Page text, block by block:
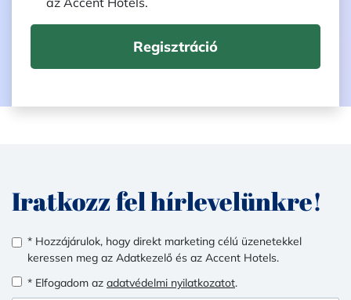
Regisztráció
Iratkozz fel hírlevelünkre!
* Hozzájárulok, hogy direkt marketing célú üzenetekkel
keressen meg az Adatkezelő és az Accent Hotels.
* Elfogadom az adatvédelmi nyilatkozatot.